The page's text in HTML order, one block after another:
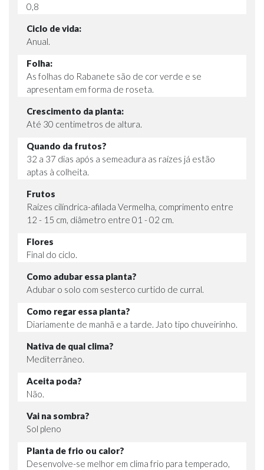
0,8
Ciclo de vida:
Anual.
Folha:
As folhas do Rabanete são de cor verde e se
apresentam em forma de roseta.
Crescimento da planta:
Até 30 centimetros de altura.
Quando da frutos?
32 a 37 dias após a semeadura as raízes já estão
aptas à colheita.
Frutos
Raízes cilíndrica-afilada Vermelha, comprimento entre
12 - 15 cm, diâmetro entre 01 - 02 cm.
Flores
Final do ciclo.
Como adubar essa planta?
Adubar o solo com sesterco curtido de curral.
Como regar essa planta?
Diariamente de manhã e a tarde. Jato tipo chuveirinho.
Nativa de qual clima?
Mediterrâneo.
Aceita poda?
Não.
Vai na sombra?
Sol pleno
Planta de frio ou calor?
Desenvolve-se melhor em clima frio para temperado,